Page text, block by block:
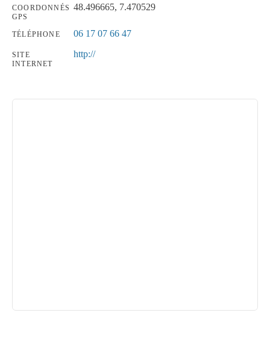
COORDONNÉS
GPS
48.496665, 7.470529
TÉLÉPHONE 06 17 07 66 47
SITE
INTERNET
http://